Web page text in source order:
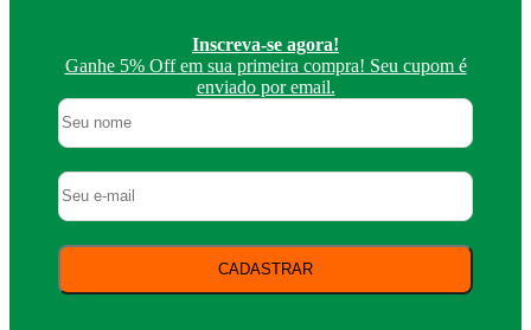
Inscreva-se agora!
Ganhe 5% Off em sua primeira compra! Seu cupom é
enviado por email.
CADASTRAR